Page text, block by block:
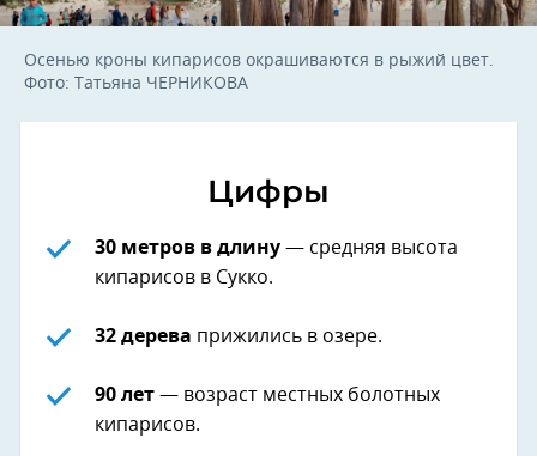
Осенью кроны кипарисов окрашиваются в рыжий цвет.
Фото: Татьяна ЧЕРНИКОВА
Цифры
30 метров в длину — средняя высота
кипарисов в Сукко.
32 дерева прижились в озере.
90 лет — возраст местных болотных
кипарисов.